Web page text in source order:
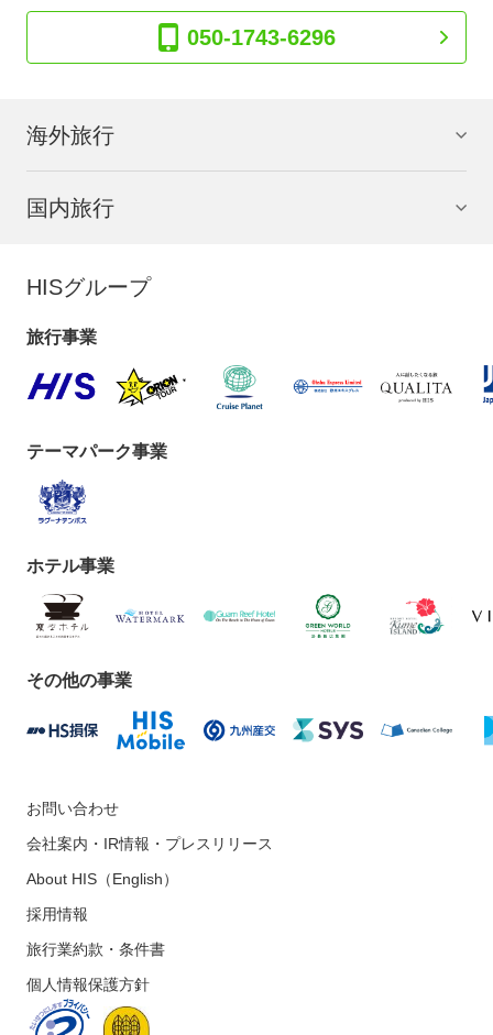
050-1743-6296
海外旅行
国内旅行
HISグループ
旅行事業
テーマパーク事業
ホテル事業
その他の事業
お問い合わせ
会社案内・IR情報・プレスリリース
About HIS（English）
採用情報
旅行業約款・条件書
個人情報保護方針